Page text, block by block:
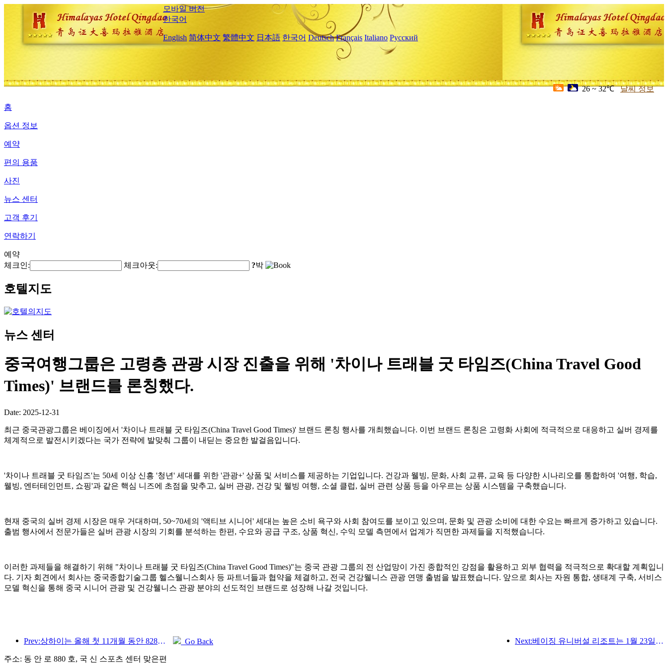
모바일 버전
한국어
English 简体中文 繁體中文 日本語 한국어 Deutsch Français Italiano Русский
26 ~ 32℃ 날씨 정보
홈
옵션 정보
예약
편의 용품
사진
뉴스 센터
고객 후기
연락하기
예약
체크인:
체크아웃: ?박
호텔지도
뉴스 센터
중국여행그룹은 고령층 관광 시장 진출을 위해 '차이나 트래블 굿 타임즈(China Travel Good
Times)' 브랜드를 론칭했다.
Date: 2025-12-31
최근 중국관광그룹은 베이징에서 '차이나 트래블 굿 타임즈(China Travel Good Times)' 브랜드 론칭 행사를 개최했습니다. 이번 브랜드 론칭은 고령화 사회에 적극적으로 대응하고 실버 경제를
체계적으로 발전시키겠다는 국가 전략에 발맞춰 그룹이 내딛는 중요한 발걸음입니다.
'차이나 트래블 굿 타임즈'는 50세 이상 신흥 '청년' 세대를 위한 '관광+' 상품 및 서비스를 제공하는 기업입니다. 건강과 웰빙, 문화, 사회 교류, 교육 등 다양한 시나리오를 통합하여 '여행, 학습,
웰빙, 엔터테인먼트, 쇼핑'과 같은 핵심 니즈에 초점을 맞추고, 실버 관광, 건강 및 웰빙 여행, 소셜 클럽, 실버 관련 상품 등을 아우르는 상품 시스템을 구축했습니다.
현재 중국의 실버 경제 시장은 매우 거대하며, 50~70세의 '액티브 시니어' 세대는 높은 소비 욕구와 사회 참여도를 보이고 있으며, 문화 및 관광 소비에 대한 수요는 빠르게 증가하고 있습니다.
출범 행사에서 전문가들은 실버 관광 시장의 기회를 분석하는 한편, 수요와 공급 구조, 상품 혁신, 수익 모델 측면에서 업계가 직면한 과제들을 지적했습니다.
이러한 과제들을 해결하기 위해 "차이나 트래블 굿 타임즈(China Travel Good Times)"는 중국 관광 그룹의 전 산업망이 가진 종합적인 강점을 활용하고 외부 협력을 적극적으로 확대할 계획입니
다. 기자 회견에서 회사는 중국종합기술그룹 헬스웰니스회사 등 파트너들과 협약을 체결하고, 전국 건강웰니스 관광 연맹 출범을 발표했습니다. 앞으로 회사는 자원 통합, 생태계 구축, 서비스
모델 혁신을 통해 중국 시니어 관광 및 건강웰니스 관광 분야의 선도적인 브랜드로 성장해 나갈 것입니다.
Prev:상하이는 올해 첫 11개월 동안 828만 2천 명의 외국인 관광객을 유치하여 당초 예상치를 뛰어넘었다. Next:베이징 유니버설 리조트는 1월 23일부터 40일간 유니버설 중국 설날 이벤트를 개최합니다.
Go Back
주소: 동 안 로 880 호, 국 신 스포츠 센터 맞은편